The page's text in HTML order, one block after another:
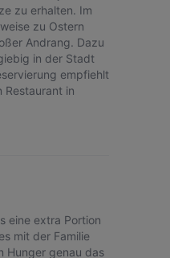
zu erhalten. Im
zu Ostern
Andrang. Dazu
in der Stadt
empfiehlt
Restaurant in
eine extra Portion
mit der Familie
Hunger genau das